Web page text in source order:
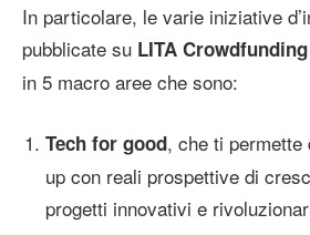
In particolare, le varie iniziative
pubblicate su LITA Crowdfunding
in 5 macro aree che sono:
Tech for good, che ti
up con reali prospettive di
progetti innovativi e